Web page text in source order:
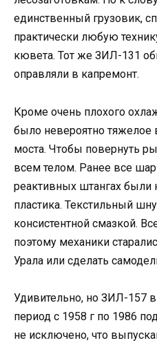
единственный грузовик,
практически любую
кювета. Тот же ЗИЛ-131
оправляли в капремонт.
Кроме очень плохого
было невероятно тяжелое
моста. Чтобы повернуть
всем телом. Ранее все
реактивных штангах
пластика. Текстильный
консистентной смазкой.
поэтому механики
Урала или сделать
Удивительно, но ЗИЛ-157
период с 1958 г по 1986
не исключено, что